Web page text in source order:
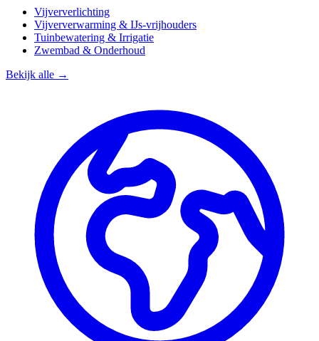
Vijververlichting
Vijververwarming & IJs-vrijhouders
Tuinbewatering & Irrigatie
Zwembad & Onderhoud
Bekijk alle →